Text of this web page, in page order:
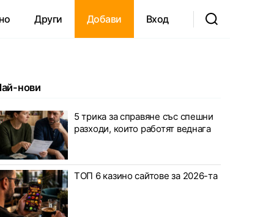
Други Добави Вход
нови
5 трика за справяне със спешни
разходи, които работят веднага
ТОП 6 казино сайтове за 2026-та